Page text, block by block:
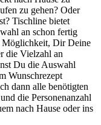
zu gehen? Oder
Tischline bietet
an schon fertig
Möglichkeit, Dir Deine
die Vielzahl an
Du die Auswahl
Wunschrezept
dann alle benötigten
die Personenanzahl
nach Hause oder ins